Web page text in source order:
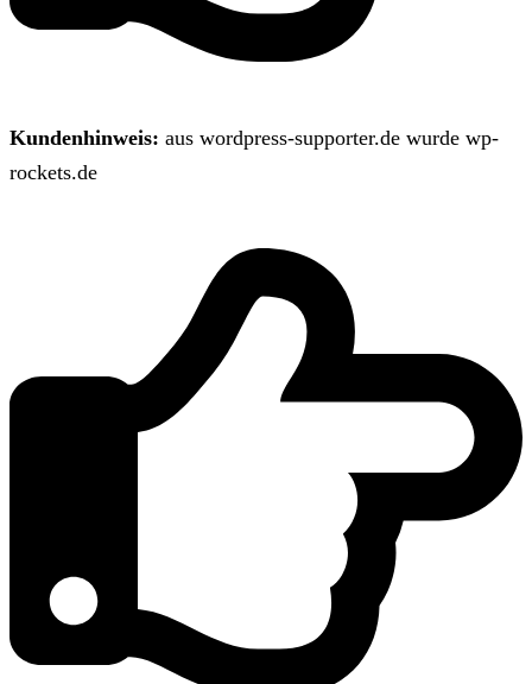
Kundenhinweis: aus wordpress-supporter.de wurde wp-
rockets.de